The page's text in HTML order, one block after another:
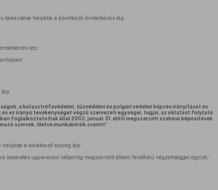
bekezdése helyébe a következő rendelkezés lép:
lép:.
lép:
a katasztrófavédelmi, tűzvédelmi és polgári védelmi képzés irányítását és
ez irányú tevékenységet végző szervezeti egységei, tagjai, az oktatást folytató
foglalkoztatottak által 2002. január 31. előtt megszerzett szakmai képesítések
szervek, illetve munkakörök szerint”
a következő szöveg lép:
képesítés ugyanezen időpontig megszerzett állami felsőfokú végzettséggel együtt,”